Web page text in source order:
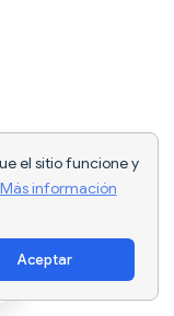
el sitio funcione y
Más información
Aceptar